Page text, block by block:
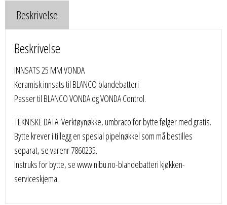
Beskrivelse
Beskrivelse
INNSATS 25 MM VONDA
Keramisk innsats til BLANCO blandebatteri
Passer til BLANCO VONDA og VONDA Control.
TEKNISKE DATA: Verktøynøkke, umbraco for bytte følger med gratis.
Bytte krever i tillegg en spesial pipelnøkkel som må bestilles
separat, se varenr 7860235.
Instruks for bytte, se www.nibu.no-blandebatteri kjøkken-
serviceskjema.